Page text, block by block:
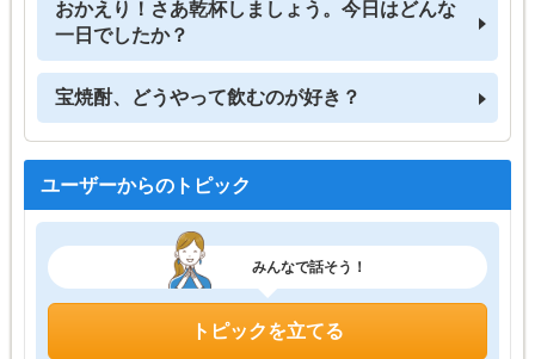
おかえり！さあ乾杯しましょう。今日はどんな
一日でしたか？
宝焼酎、どうやって飲むのが好き？
ユーザーからのトピック
みんなで話そう！
トピックを立てる